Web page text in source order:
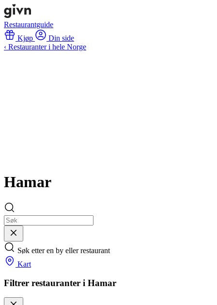
Restaurantguide
Kjøp
Din side
‹ Restauranter i hele Norge
Hamar
Søk etter en by eller restaurant
Kart
Filtrer restauranter i Hamar